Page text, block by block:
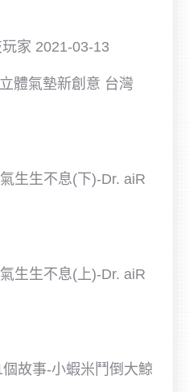
家 2021-03-13
體氣墊新創意 台灣
生生不息(下)-Dr. aiR
生生不息(上)-Dr. aiR
故事-小蝦米鬥倒大鯨